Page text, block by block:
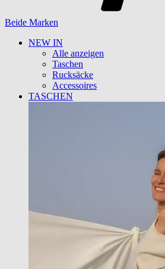
Beide Marken
NEW IN
Alle anzeigen
Taschen
Rucksäcke
Accessoires
TASCHEN